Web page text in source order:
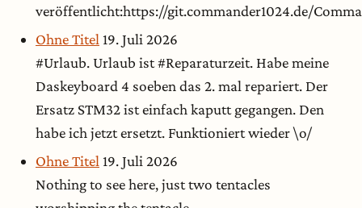
veröffentlicht:https://git.commander1024.de/
Ohne Titel 19. Juli 2026
#Urlaub. Urlaub ist #Reparaturzeit. Habe meine
Daskeyboard 4 soeben das 2. mal repariert. Der
Ersatz STM32 ist einfach kaputt gegangen. Den
habe ich jetzt ersetzt. Funktioniert wieder \o/
Ohne Titel 19. Juli 2026
Nothing to see here, just two tentacles